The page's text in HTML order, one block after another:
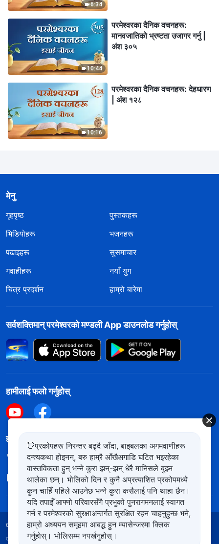
6:34
10:44
परमेश्‍वरका दैनिक वचनहरू:
मानवजातिको भ्रष्टता उजागर गर्नु |
अंश ३०५
10:16
परमेश्‍वरका दैनिक वचनहरू: देहधारण
| अंश १२८
मेनु
गृहपृष्ठ
पुस्तकहरू
भिडियोहरू
भजनहरू
पढाइहरू
सुसमाचार
गवाहीहरू
नयाँ युग
चित्र प्रदर्शन
हाम्रो बारेमा
सर्वशक्तिमान्‌ परमेश्‍वरको मण्डली App डाउनलोड गर्नुहोस्
हामीलाई फलो गर्नुहोस्
हामीलाई सम्पर्क गर्नुहोस
+977-981-140-9021
contact.ne@kingdomsalvation.org
प्रयोगका शर्तहरू गोपनीयता नीति आभार
कुकिज नीति
प्रतिलिपि अधिकार © २०२६सर्वशक्तिमान्‌ परमेश्‍वरको मण्डली
👋प्रकोपहरू निरन्तर बढ्दै जाँदा, बाइबलका अगमवाणीहरू
दन्त्यकथा होइनन्, बरु हाम्रै आँखैअगाडि घटित भइरहेका
वास्तविकता हुन् भन्ने कुरा झन्-झन् धेरै मानिसले बुझ्न
थालेका छन्। भोलिको दिन र कुनै अप्रत्याशित प्रकोपमध्ये
कुन चाहिँ पहिले आउनेछ भन्ने कुरा कसैलाई पनि थाहा छैन।
यदि तपाईँ आफ्नो परिवारसँगै प्रभुको पुनरागमनलाई स्वागत
गर्न र परमेश्‍वरको सुरक्षाअन्तर्गत सुरक्षित रहन चाहनुहुन्छ भने,
हाम्रो अध्ययन समूहमा आबद्ध हुन म्यासेन्जरमा क्लिक
गर्नुहोस्। भोलिसम्म नपर्खनुहोस्।